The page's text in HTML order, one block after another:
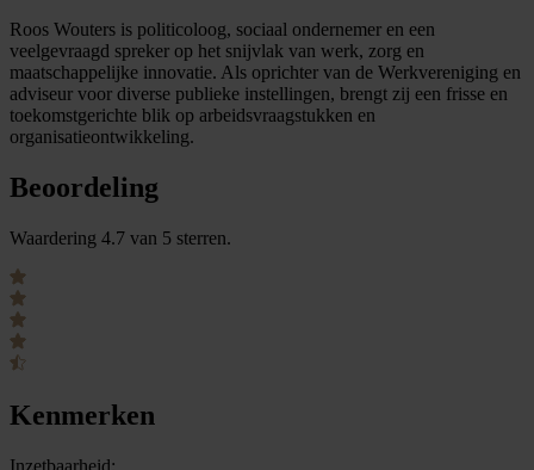
Roos Wouters is politicoloog, sociaal ondernemer en een
veelgevraagd spreker op het snijvlak van werk, zorg en
maatschappelijke innovatie. Als oprichter van de Werkvereniging en
adviseur voor diverse publieke instellingen, brengt zij een frisse en
toekomstgerichte blik op arbeidsvraagstukken en
organisatieontwikkeling.
Beoordeling
Waardering 4.7 van 5 sterren.
Kenmerken
Inzetbaarheid: